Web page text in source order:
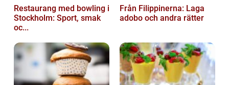
Restaurang med bowling i
Stockholm: Sport, smak
oc...
Från Filippinerna: Laga
adobo och andra rätter